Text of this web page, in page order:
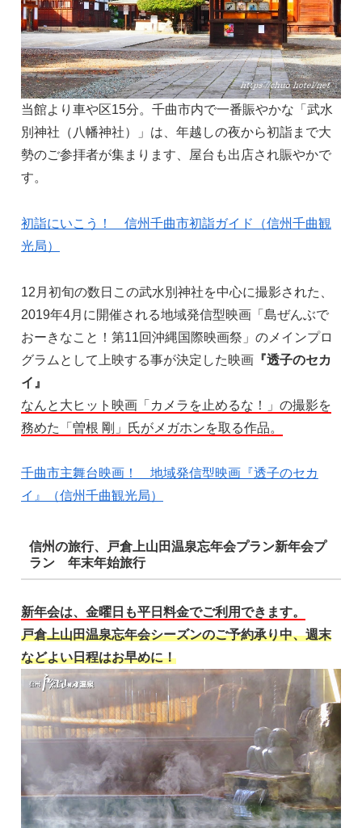
当館より車や区15分。千曲市内で一番賑やかな「武水
別神社（八幡神社）」は、年越しの夜から初詣まで大
勢のご参拝者が集まります、屋台も出店され賑やかで
す。
初詣にいこう！ 信州千曲市初詣ガイド（信州千曲観
光局）
12月初旬の数日この武水別神社を中心に撮影された、
2019年4月に開催される地域発信型映画「島ぜんぶで
おーきなこと！第11回沖縄国際映画祭」のメインプロ
グラムとして上映する事が決定した映画 『透子のセカ
イ』
なんと大ヒット映画「カメラを止めるな！」の撮影を
務めた「曽根 剛」氏がメガホンを取る作品。
千曲市主舞台映画！ 地域発信型映画『透子のセカ
イ』（信州千曲観光局）
信州の旅行、戸倉上山田温泉忘年会プラン新年会プ
ラン 年末年始旅行
新年会は、金曜日も平日料金でご利用できます。
戸倉上山田温泉忘年会シーズンのご予約承り中、週末
などよい日程はお早めに！